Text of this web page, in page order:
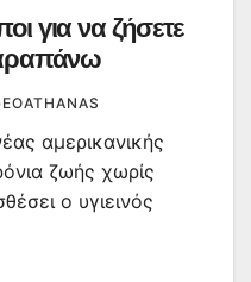
για να ζήσετε
αμερικανικής
ζωής χωρίς
ο υγιεινός